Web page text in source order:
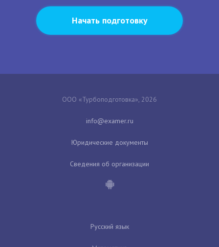
Начать подготовку
ООО «Турбоподготовка», 2026
Юридические документы
Сведения об организации
Русский язык